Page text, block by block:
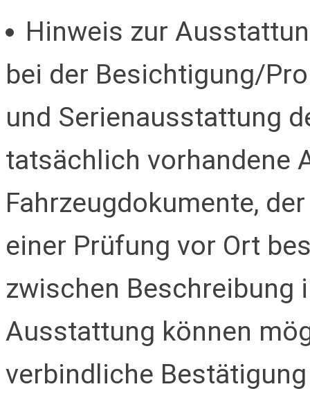
Hinweis zur
bei der Besichtigung/
und Serienausstattung
tatsächlich vorhandene
Fahrzeugdokumente,
einer Prüfung vor Ort
zwischen Beschreibung
Ausstattung können
verbindliche